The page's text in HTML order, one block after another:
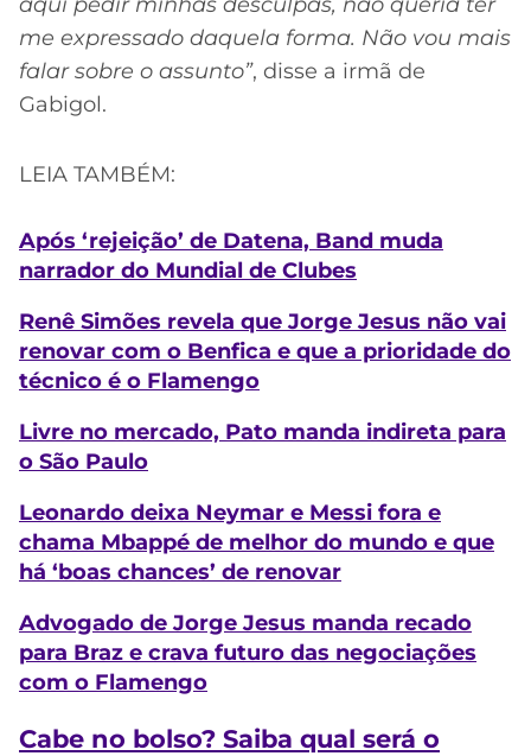
me expressado daquela forma. Não vou mais
falar sobre o assunto”, disse a irmã de
Gabigol.
LEIA TAMBÉM:
Após ‘rejeição’ de Datena, Band muda
narrador do Mundial de Clubes
Renê Simões revela que Jorge Jesus não vai
renovar com o Benfica e que a prioridade do
técnico é o Flamengo
Livre no mercado, Pato manda indireta para
o São Paulo
Leonardo deixa Neymar e Messi fora e
chama Mbappé de melhor do mundo e que
há ‘boas chances’ de renovar
Advogado de Jorge Jesus manda recado
para Braz e crava futuro das negociações
com o Flamengo
Cabe no bolso? Saiba qual será o